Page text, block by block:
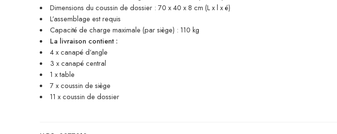
Dimensions du coussin de dossier : 70 x 40 x 8 cm (L x l x é)
L’assemblage est requis
Capacité de charge maximale (par siège) : 110 kg
La livraison contient :
4 x canapé d’angle
3 x canapé central
1 x table
7 x coussin de siège
11 x coussin de dossier